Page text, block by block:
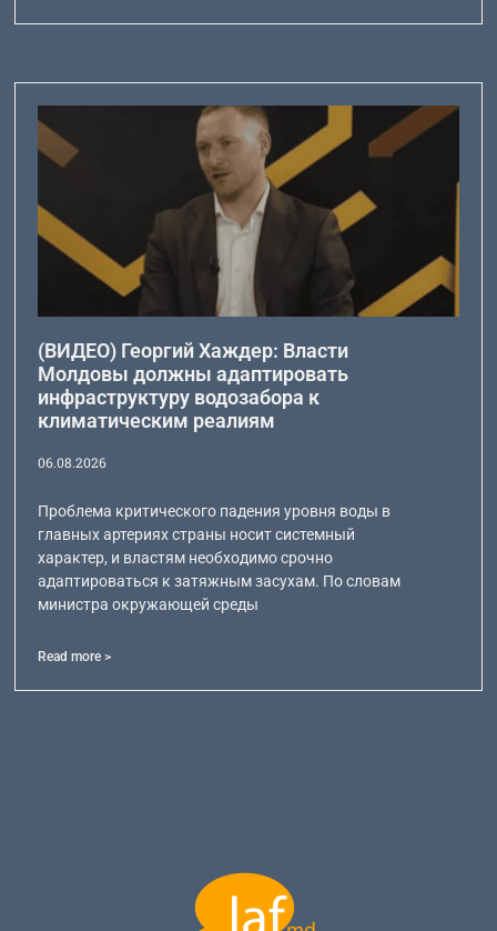
(ВИДЕО) Георгий Хаждер: Власти
Молдовы должны адаптировать
инфраструктуру водозабора к
климатическим реалиям
06.08.2026
Проблема критического падения уровня воды в
главных артериях страны носит системный
характер, и властям необходимо срочно
адаптироваться к затяжным засухам. По словам
министра окружающей среды
Read more >